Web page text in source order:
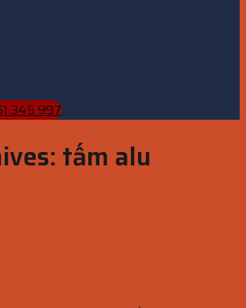
345 997
tấm alu